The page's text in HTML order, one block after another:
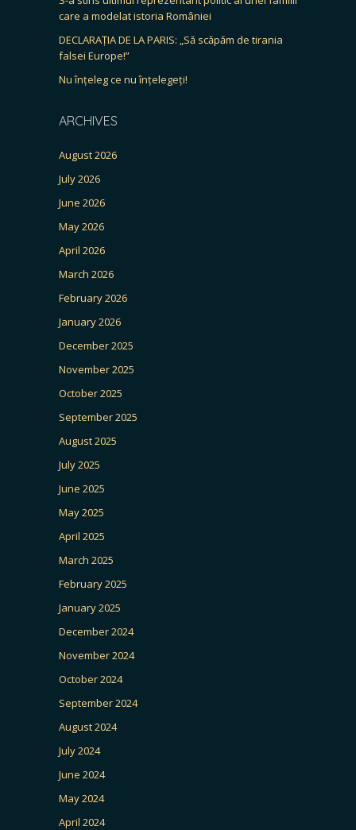
care a modelat istoria României
DECLARAȚIA DE LA PARIS: „Să scăpăm de tirania
falsei Europe!”
Nu înțeleg ce nu înțelegeți!
ARCHIVES
August 2026
July 2026
June 2026
May 2026
April 2026
March 2026
February 2026
January 2026
December 2025
November 2025
October 2025
September 2025
August 2025
July 2025
June 2025
May 2025
April 2025
March 2025
February 2025
January 2025
December 2024
November 2024
October 2024
September 2024
August 2024
July 2024
June 2024
May 2024
April 2024